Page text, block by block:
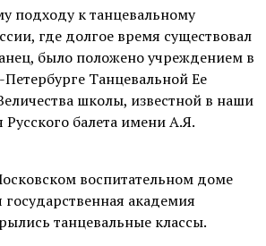
подходу к танцевальному
где долгое время существовал
было положено учреждением в
Петербурге Танцевальной Ее
школы, известной в наши
балета имени А.Я.
воспитательном доме
академия
танцевальные классы.